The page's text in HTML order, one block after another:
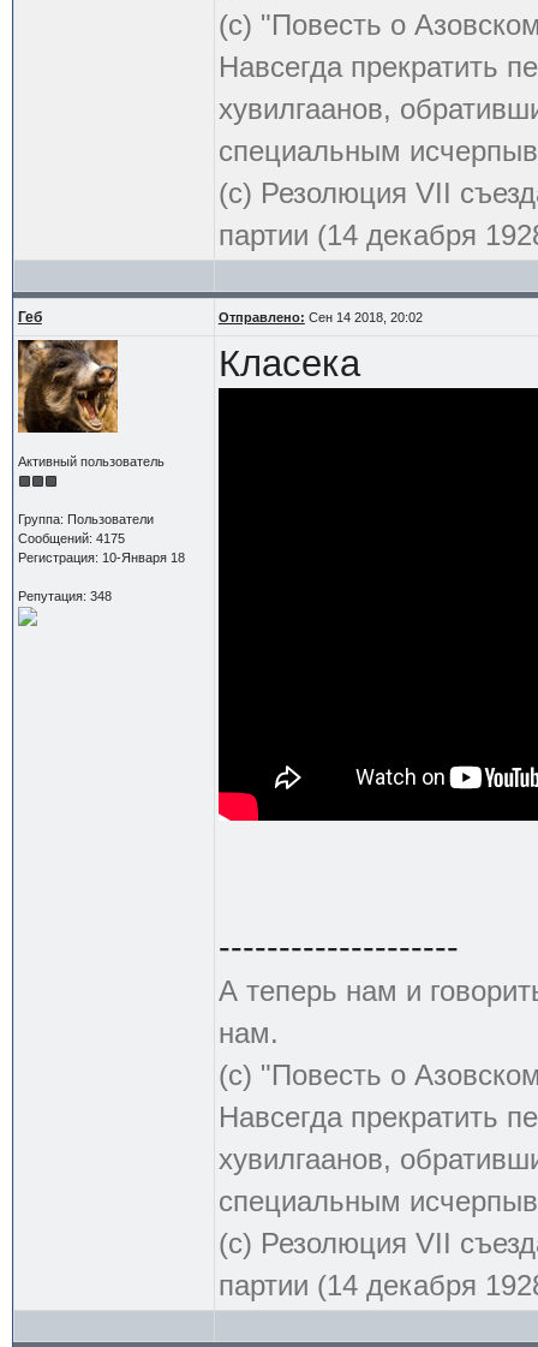
(с) "Повесть о
Навсегда прекратить
хувилгаанов,
специальным
(с) Резолюция VII
партии (14 декабря
Геб Отправлено: Сен 14 2018, 20:02
Активный пользователь
Группа: Пользователи
Сообщений: 4175
Регистрация: 10-Января 18
Репутация: 348
Класека
--------------------
А теперь нам и
нам.
(с) "Повесть о
Навсегда прекратить
хувилгаанов,
специальным
(с) Резолюция VII
партии (14 декабря